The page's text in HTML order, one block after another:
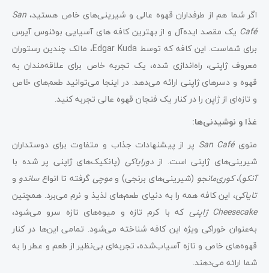
اگر شما هم از طرفداران قهوه عالی و شیرینی‌های خاص هستید، San
Café یک مقصد ایده‌آل و از بهترین کافه های آسیایی بوئنوس آیرس
برای شماست. این کافه که توسط Edgar Kuda، مالک چندین رستوران
معروف ژاپنی، راه‌اندازی شده، یک تجربه خاص برای علاقه‌مندان به
قهوه و دسرهای ژاپنی ارائه می‌دهد. در اینجا می‌توانید طعم‌های خاص
و تازه‌ای از ژاپن را در کنار یک فنجان قهوه عالی تجربه کنید.
غذا و نوشیدنی‌ها:
منویSan Café پر از پیشنهادات جذاب و متفاوت برای دوستداران
شیرینی‌های ژاپنی است. ازدورایاکی (پانکیک‌های ژاپنی پر شده با
آنکو)،کوری‌مانجو (شیرینی‌های برنجی) و موچیگرفته تا انواعساندوو
تایاکی، این کافه همه را به دنیای طعم‌های لذیذ و نرم می‌برد. همچنین
Cheesecake ژاپنی
که با کرم تازه و میوه‌های تازه سرو می‌شود،
به‌عنوان خوراکی ویژه این کافه شناخته می‌شود. تمامی این‌ها در کنار
قهوه‌های خاص و تازه آسیاب‌شده، تجربه‌ای بی‌نظیر از طعم و عطر را به
شما ارائه می‌دهند.